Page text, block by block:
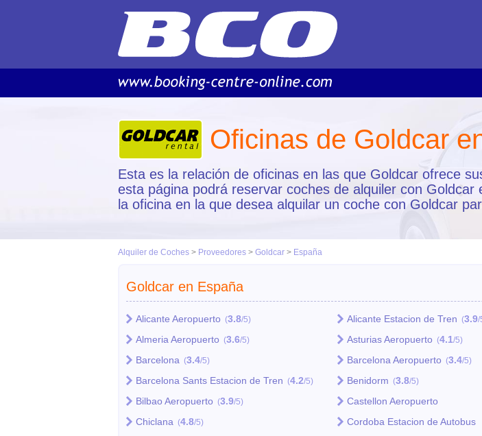
Oficinas de Goldcar
Esta es la relación de oficinas en las que Goldcar ofrece
esta página podrá reservar coches de alquiler con
la oficina en la que desea alquilar un coche con Goldcar
Alquiler de Coches > Proveedores > Goldcar > España
Goldcar en España
Alicante Aeropuerto (3.8/5) Alicante Estacion de Tren (3.9/
Almeria Aeropuerto (3.6/5) Asturias Aeropuerto (4.1/5)
Barcelona (3.4/5) Barcelona Aeropuerto (3.4/5)
Barcelona Sants Estacion de Tren (4.2/5) Benidorm (3.8/5)
Bilbao Aeropuerto (3.9/5)
Castellon Aeropuerto
Chiclana (4.8/5)
Cordoba Estacion de Autobus